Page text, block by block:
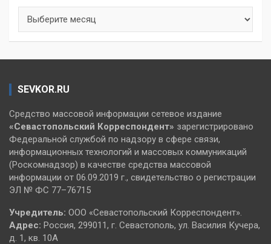
SEVKOR.RU
Средство массовой информации сетевое издание
«Севастопольский Корреспондент» зарегистрировано
Федеральной службой по надзору в сфере связи,
информационных технологий и массовых коммуникаций
(Роскомнадзор) в качестве средства массовой
информации от 06.09.2019 г., свидетельство о регистрации
ЭЛ № ФС 77–76715
Учредитель: ООО «Севастопольский Корреспондент».
Адрес: Россия, 299011, г. Севастополь, ул. Василия Кучера,
д. 1, кв. 10А